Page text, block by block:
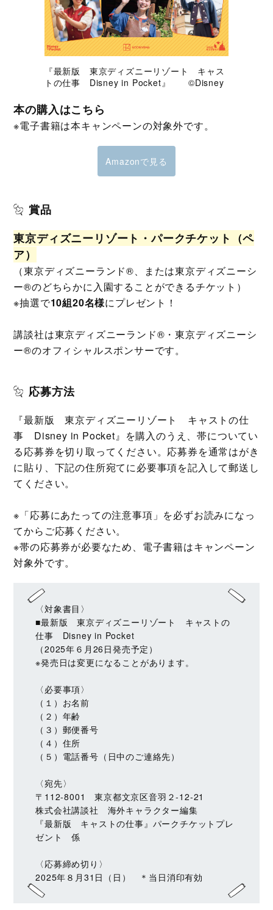
『最新版 東京ディズニーリゾート キャス
トの仕事 Disney in Pocket』 ©Disney
本の購入はこちら
※電子書籍は本キャンペーンの対象外です。
Amazonで見る
賞品
東京ディズニーリゾート・パークチケット（ペ
ア）
（東京ディズニーランド®、または東京ディズニーシ
ー®のどちらかに入園することができるチケット）
※抽選で10組20名様にプレゼント！
講談社は東京ディズニーランド®・東京ディズニーシ
ー®のオフィシャルスポンサーです。
応募方法
『最新版 東京ディズニーリゾート キャストの仕
事 Disney in Pocket』を購入のうえ、帯についてい
る応募券を切り取ってください。応募券を通常はがき
に貼り、下記の住所宛てに必要事項を記入して郵送し
てください。
※「応募にあたっての注意事項」を必ずお読みになっ
てからご応募ください。
※帯の応募券が必要なため、電子書籍はキャンペーン
対象外です。
〈対象書目〉
■最新版 東京ディズニーリゾート キャストの
仕事 Disney in Pocket
（2025年６月26日発売予定）
※発売日は変更になることがあります。
〈必要事項〉
（１）お名前
（２）年齢
（３）郵便番号
（４）住所
（５）電話番号（日中のご連絡先）
〈宛先〉
〒112‐8001 東京都文京区音羽２‐12‐21
株式会社講談社 海外キャラクター編集
『最新版 キャストの仕事』パークチケットプレ
ゼント 係
〈応募締め切り〉
2025年８月31日（日） ＊当日消印有効